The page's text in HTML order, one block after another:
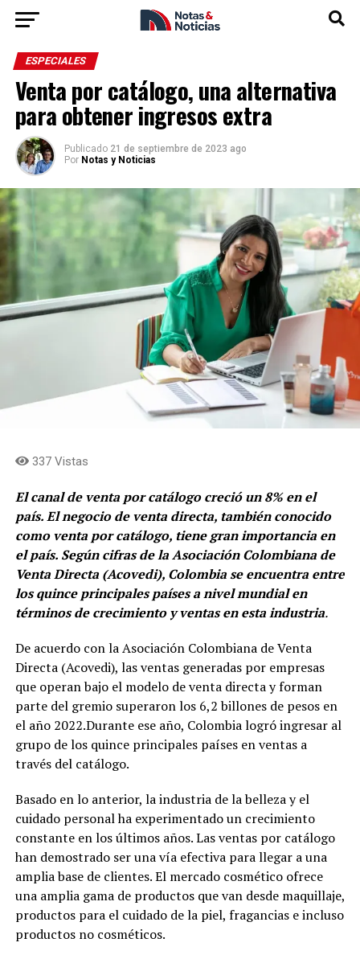
ESPECIALES
Venta por catálogo, una alternativa
para obtener ingresos extra
Publicado 21 de septiembre de 2023 ago
Por Notas y Noticias
337 Vistas
El canal de venta por catálogo creció un 8% en el
país. El negocio de venta directa, también conocido
como venta por catálogo, tiene gran importancia en
el país. Según cifras de la Asociación Colombiana de
Venta Directa (Acovedi), Colombia se encuentra entre
los quince principales países a nivel mundial en
términos de crecimiento y ventas en esta industria.
De acuerdo con la Asociación Colombiana de Venta
Directa (Acovedi), las ventas generadas por empresas
que operan bajo el modelo de venta directa y forman
parte del gremio superaron los 6,2 billones de pesos en
el año 2022.Durante ese año, Colombia logró ingresar al
grupo de los quince principales países en ventas a
través del catálogo.
Basado en lo anterior, la industria de la belleza y el
cuidado personal ha experimentado un crecimiento
constante en los últimos años. Las ventas por catálogo
han demostrado ser una vía efectiva para llegar a una
amplia base de clientes. El mercado cosmético ofrece
una amplia gama de productos que van desde maquillaje,
productos para el cuidado de la piel, fragancias e incluso
productos no cosméticos.